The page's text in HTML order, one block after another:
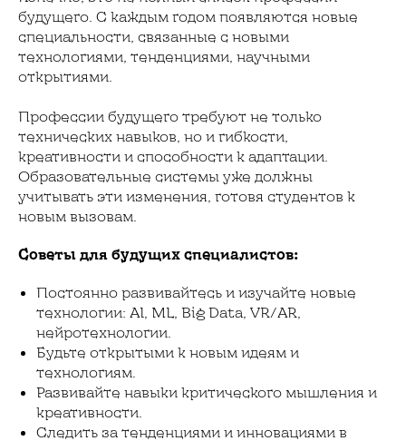
будущего. С каждым годом появляются новые
специальности, связанные с новыми
технологиями, тенденциями, научными
открытиями.
Профессии будущего требуют не только
технических навыков, но и гибкости,
креативности и способности к адаптации.
Образовательные системы уже должны
учитывать эти изменения, готовя студентов к
новым вызовам.
Советы для будущих специалистов:
Постоянно развивайтесь и изучайте новые
технологии: AI, ML, Big Data, VR/AR,
нейротехнологии.
Будьте открытыми к новым идеям и
технологиям.
Развивайте навыки критического мышления и
креативности.
Следить за тенденциями и инновациями в